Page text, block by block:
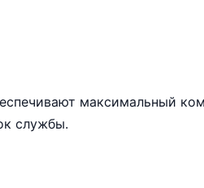
максимальный
службы.